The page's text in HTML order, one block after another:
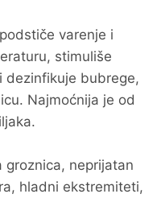
varenje i
stimuliše
dezinfikuje bubrege,
Najmoćnija je od
groznica, neprijatan
hladni ekstremiteti,